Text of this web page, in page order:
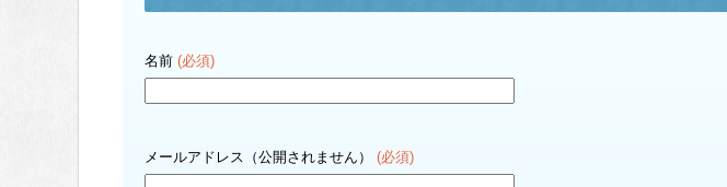
名前 (必須)
メールアドレス（公開されません） (必須)